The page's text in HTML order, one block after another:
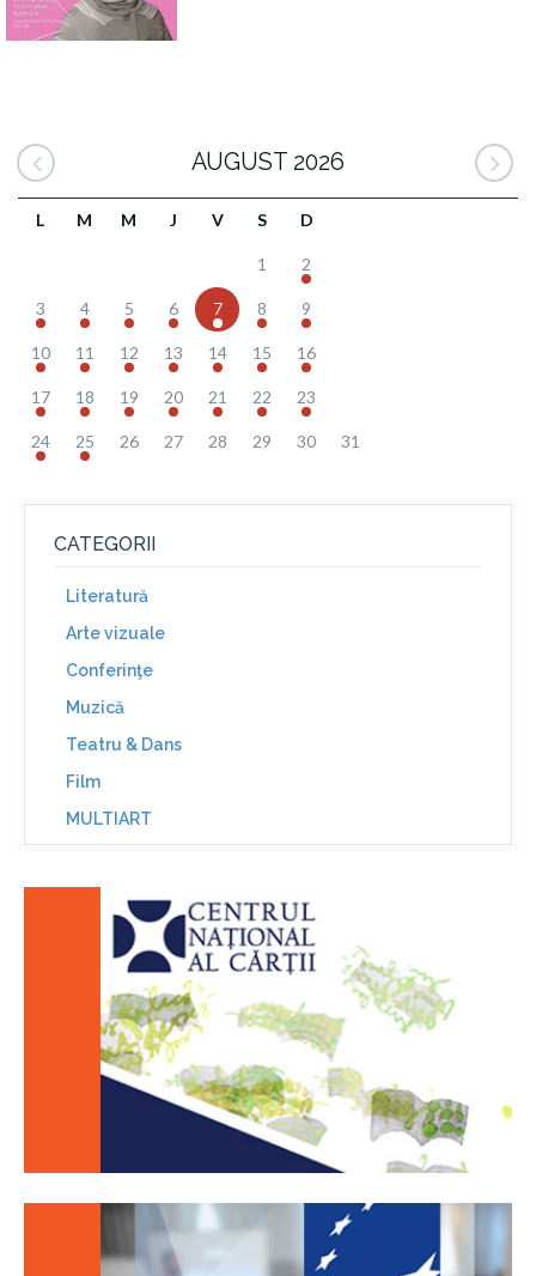
AUGUST 2026
L M M J V S D
1 2
3 4 5 6 7 8 9
10 11 12 13 14 15 16
17 18 19 20 21 22 23
24 25 26 27 28 29 30 31
CATEGORII
Literatură
Arte vizuale
Conferinţe
Muzică
Teatru & Dans
Film
MULTIART